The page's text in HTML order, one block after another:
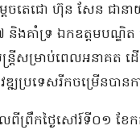
ចតេជោ ហ៊ុន សែន ជានាយ
ងគាំទ្រ ឯកឧត្តមបណ្ឌិ
ន្ត្រីសម្រាប់ពេលអនាគត ដើ
ឌ្ឍប្រទេសរីកចម្រើនបា
ពីព្រឹកថ្ងៃសៅរ៍ទី០១ ខែក